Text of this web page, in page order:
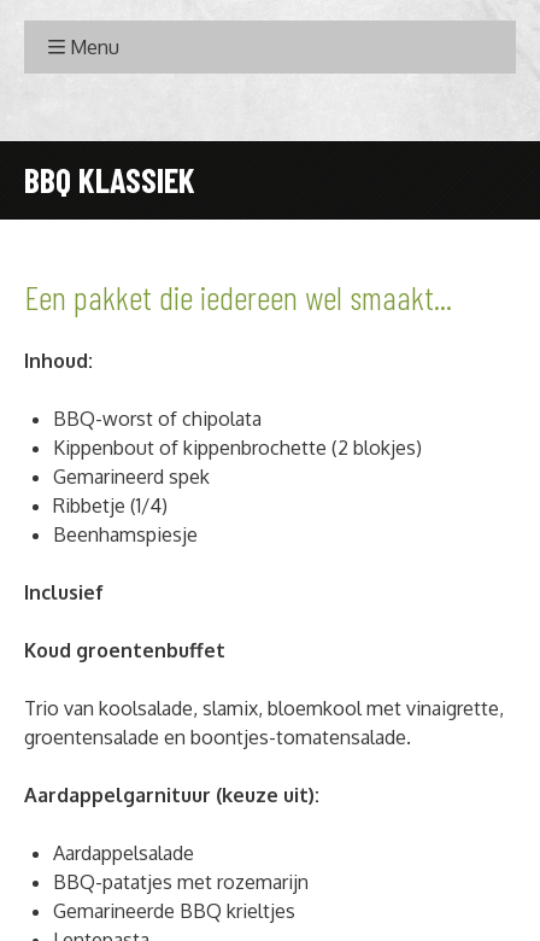
Menu
BBQ KLASSIEK
Een pakket die iedereen wel smaakt...
Inhoud:
BBQ-worst of chipolata
Kippenbout of kippenbrochette (2 blokjes)
Gemarineerd spek
Ribbetje (1/4)
Beenhamspiesje
Inclusief
Koud groentenbuffet
Trio van koolsalade, slamix, bloemkool met vinaigrette,
groentensalade en boontjes-tomatensalade.
Aardappelgarnituur (keuze uit):
Aardappelsalade
BBQ-patatjes met rozemarijn
Gemarineerde BBQ krieltjes